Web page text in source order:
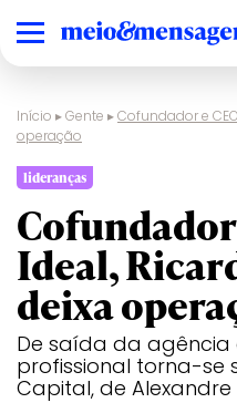
Início ▸Gente ▸Cofundador e
operação
lideranças
Cofundador
Ideal,
deixa
De saída da agência
profissional torna-se
Capital, de Alexandre